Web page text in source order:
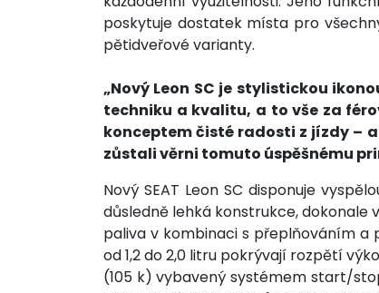
poskytuje dostatek místa pro
pětidveřové varianty.
„Nový Leon SC je stylistickou
techniku a kvalitu, a to vše za
konceptem čisté radosti z jízdy –
zůstali věrni tomuto úspěšnému
Nový SEAT Leon SC disponuje
důsledně lehká konstrukce,
paliva v kombinaci s přeplňováním a
od 1,2 do 2,0 litru pokrývají rozpětí
(105 k) vybavený systémem start/